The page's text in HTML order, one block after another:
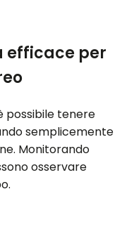
efficace per
possibile tenere
semplicemente
Monitorando
osservare